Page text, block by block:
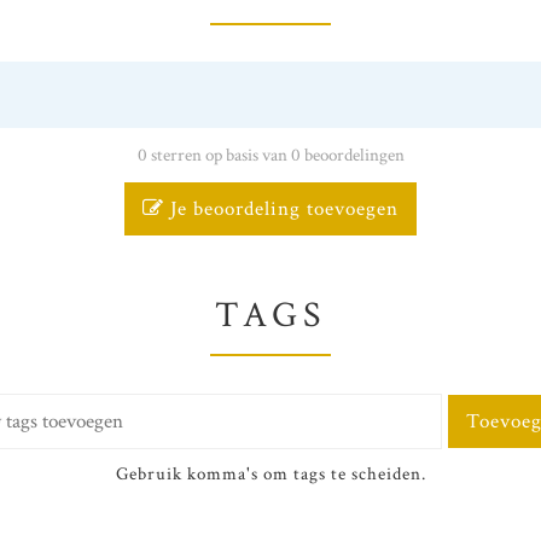
0 sterren op basis van 0 beoordelingen
Je beoordeling toevoegen
TAGS
Gebruik komma's om tags te scheiden.